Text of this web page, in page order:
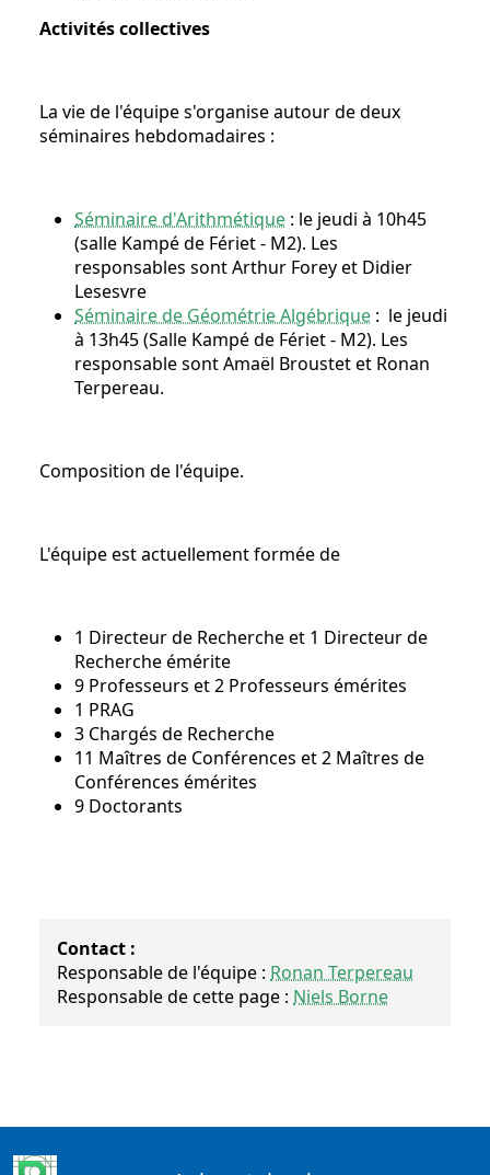
Activités collectives
La vie de l'équipe s'organise autour de deux
séminaires hebdomadaires :
Séminaire d'Arithmétique : le jeudi à 10h45
(salle Kampé de Fériet - M2). Les
responsables sont Arthur Forey et Didier
Lesesvre
Séminaire de Géométrie Algébrique : le jeudi
à 13h45 (Salle Kampé de Fériet - M2). Les
responsable sont Amaël Broustet et Ronan
Terpereau.
Composition de l'équipe.
L'équipe est actuellement formée de
1 Directeur de Recherche et 1 Directeur de
Recherche émérite
9 Professeurs et 2 Professeurs émérites
1 PRAG
3 Chargés de Recherche
11 Maîtres de Conférences et 2 Maîtres de
Conférences émérites
9 Doctorants
Contact :
Responsable de l'équipe : Ronan Terpereau
Responsable de cette page : Niels Borne